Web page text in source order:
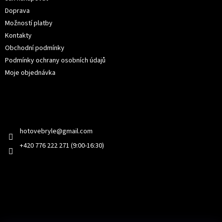
Doprava
Možností platby
Kontakty
Obchodní podmínky
Podmínky ochrany osobních údajů
Moje objednávka
hotovebryle@gmail.com
+420 776 222 271 (9:00-16:30)